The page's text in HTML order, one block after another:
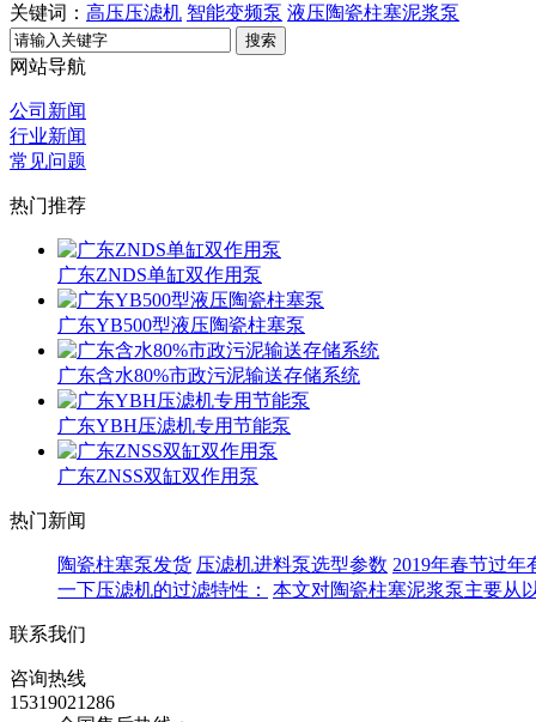
关键词： 高压压滤机 智能变频泵 液压陶瓷柱塞泥浆泵
搜索
网站导航
公司新闻
行业新闻
常见问题
热门推荐
广东ZNDS单缸双作用泵
广东YB500型液压陶瓷柱塞泵
广东含水80%市政污泥输送存储系统
广东YBH压滤机专用节能泵
广东ZNSS双缸双作用泵
热门新闻
陶瓷柱塞泵发货 压滤机进料泵选型参数 2019年春节过
一下压滤机的过滤特性：
本文对陶瓷柱塞泥浆泵主要从
联系我们
咨询热线
15319021286